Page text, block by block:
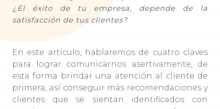
¿El éxito de tu empresa, depende de la
satisfacción de tus clientes?
En este artículo, hablaremos de cuatro claves
para lograr comunicarnos asertivamente, de
esta forma brindar una atención al cliente de
primera, así conseguir más recomendaciones y
clientes que se sientan identificados con